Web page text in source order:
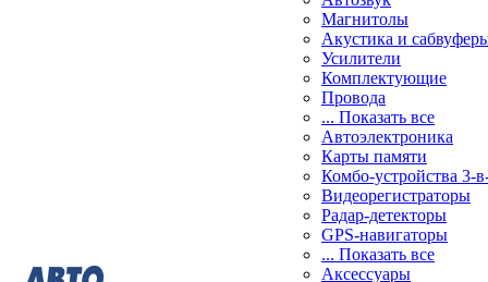
Магнитолы
Акустика и
Усилители
Комплектующие
Провода
... Показать все
Автоэлектроника
Карты памяти
Комбо-устройства 3-
Видеорегистраторы
Радар-детекторы
GPS-навигаторы
... Показать все
Аксессуары